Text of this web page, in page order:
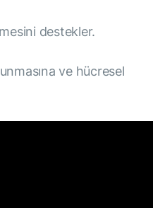
destekler.
ve hücresel